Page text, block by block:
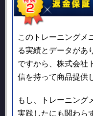
このトレーニングメ
る実績とデータがあ
ですから、株式会社
信を持って商品提供
もし、トレーニング
実践したにも関わら